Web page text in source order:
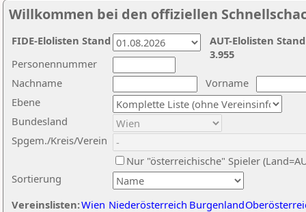
Willkommen bei den offiziellen
Nachname
Vorname
Ebene
Sortierung
Personennummer
Bundesland
Spgem./Kreis/Verein
Nur "österreichische" Spieler
Vereinslisten:Wien Niederösterreich Burgenland
AUT-Elolisten
3.955
FIDE-Elolisten Stand